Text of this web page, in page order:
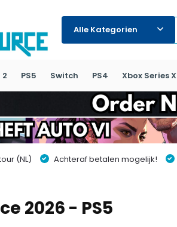
Alle Kategorien
PS5 Switch PS4 Xbox Series X
(NL) Achteraf betalen mogelijk!
2026 - PS5